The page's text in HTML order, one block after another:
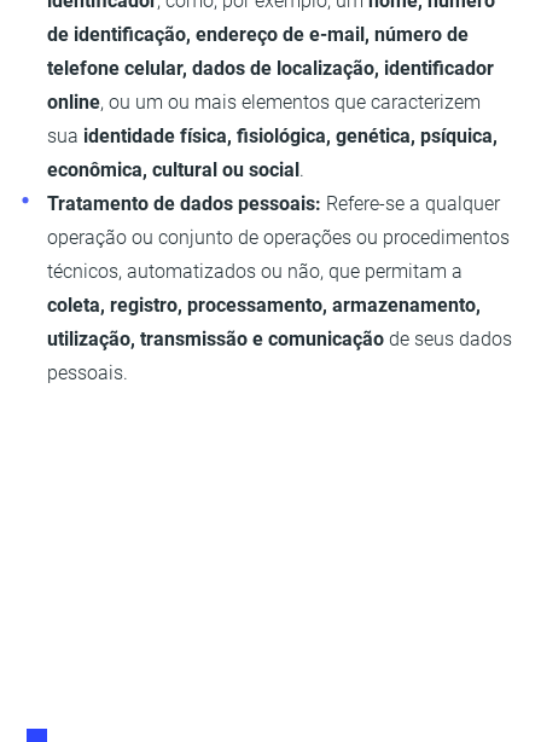
de identificação, endereço de e-mail, número de
telefone celular, dados de localização, identificador
online, ou um ou mais elementos que caracterizem
sua identidade física, fisiológica, genética, psíquica,
econômica, cultural ou social.
Tratamento de dados pessoais: Refere-se a qualquer
operação ou conjunto de operações ou procedimentos
técnicos, automatizados ou não, que permitam a
coleta, registro, processamento, armazenamento,
utilização, transmissão e comunicação de seus dados
pessoais.